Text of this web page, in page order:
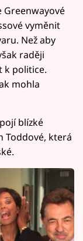
Greenwayové
vyměnit
Než aby
raději
k politice.
mohla
blízké
Toddové, která